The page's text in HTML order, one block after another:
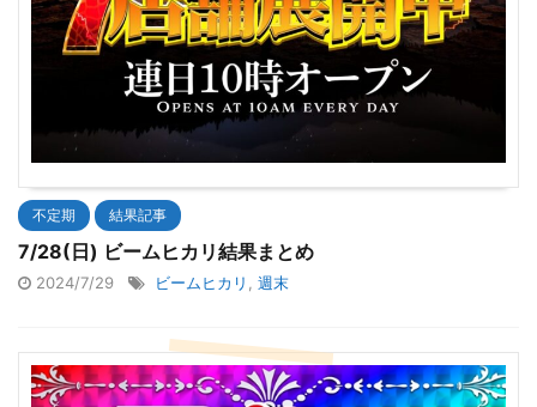
不定期 結果記事
7/28(日) ビームヒカリ結果まとめ
2024/7/29 ビームヒカリ 週末